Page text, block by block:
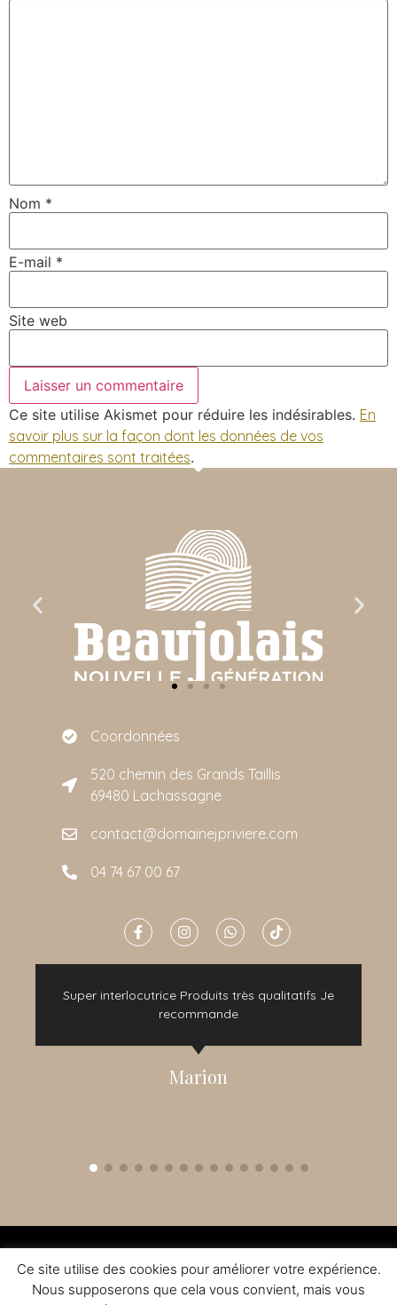
Nom *
E-mail *
Site web
Ce site utilise Akismet pour réduire les indésirables. En
savoir plus sur la façon dont les données de vos
commentaires sont traitées.
Coordonnées
520 chemin des Grands Taillis
69480 Lachassagne
contact@domainejpriviere.com
04 74 67 00 67
Super interlocutrice Produits très qualitatifs Je
recommande
Marion
CGV-MENTIONS LÉGALES
L'ABUS D'ALCOOL EST DANGEREUX A LA SANTE - A CONSOMMER AVEC
MODERATION
Ce site utilise des cookies pour améliorer votre expérience.
Nous supposerons que cela vous convient, mais vous